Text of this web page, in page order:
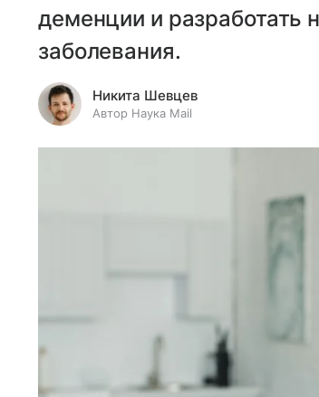
деменции и разработать
заболевания.
Никита Шевцев
Автор Наука Mail